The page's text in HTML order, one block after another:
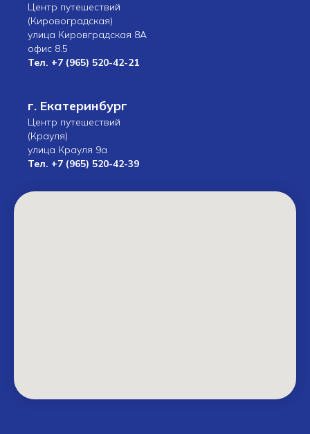
Центр путешествий
(Кировоградская)
улица Кировградская 8А
офис 8.5
Тел. +7 (965) 520-42-21
г. Екатеринбург
Центр путешествий
(Крауля)
улица Крауля 9а
Тел. +7 (965) 520-42-39